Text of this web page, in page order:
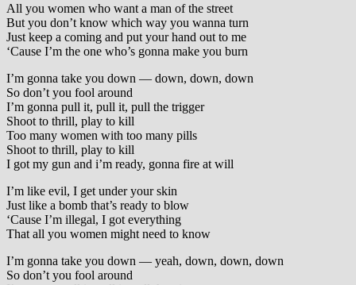
All you women who want a man of the street
But you don’t know which way you wanna turn
Just keep a coming and put your hand out to me
‘Cause I’m the one who’s gonna make you burn
I’m gonna take you down — down, down, down
So don’t you fool around
I’m gonna pull it, pull it, pull the trigger
Shoot to thrill, play to kill
Too many women with too many pills
Shoot to thrill, play to kill
I got my gun and i’m ready, gonna fire at will
I’m like evil, I get under your skin
Just like a bomb that’s ready to blow
‘Cause I’m illegal, I got everything
That all you women might need to know
I’m gonna take you down — yeah, down, down, down
So don’t you fool around